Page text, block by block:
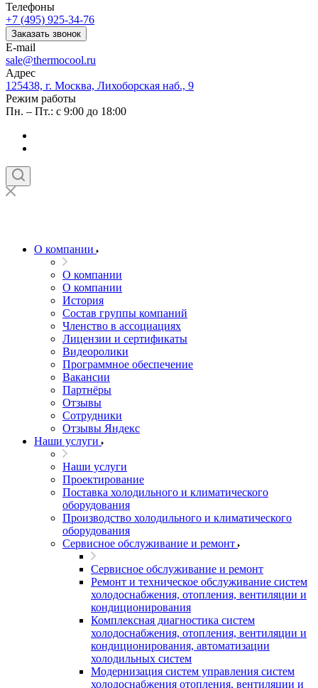
Телефоны
+7 (495) 925-34-76
Заказать звонок
E-mail
sale@thermocool.ru
Адрес
125438, г. Москва, Лихоборская наб., 9
Режим работы
Пн. – Пт.: с 9:00 до 18:00
О компании
О компании
О компании
История
Состав группы компаний
Членство в ассоциациях
Лицензии и сертификаты
Видеоролики
Программное обеспечение
Вакансии
Партнёры
Отзывы
Сотрудники
Отзывы Яндекс
Наши услуги
Наши услуги
Проектирование
Поставка холодильного и климатического
оборудования
Производство холодильного и климатического
оборудования
Сервисное обслуживание и ремонт
Сервисное обслуживание и ремонт
Ремонт и техническое обслуживание систем
холодоснабжения, отопления, вентиляции и
кондиционирования
Комплексная диагностика систем
холодоснабжения, отопления, вентиляции и
кондиционирования, автоматизации
холодильных систем
Модернизация систем управления систем
холодоснабжения отопления, вентиляции и